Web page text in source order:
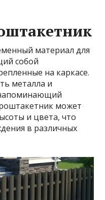
материал для
собой
на каркасе.
металла и
может
и цвета, что
в различных